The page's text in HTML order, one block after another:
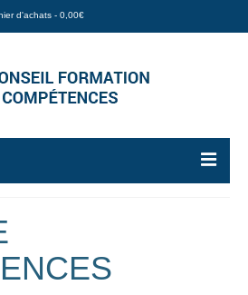
d'achats - 0,00€
Compétences▼